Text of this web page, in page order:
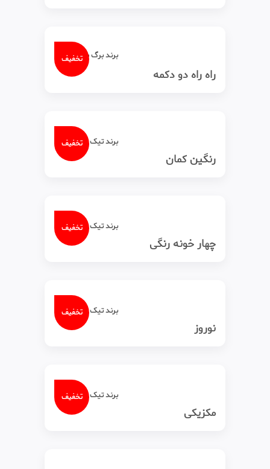
تخفیفبرند برگ سبز
راه راه دو دکمه
تخفیفبرند تیک‌ تاک
رنگین کمان
تخفیفبرند تیک‌ تاک
چهار خونه رنگی
تخفیفبرند تیک‌ تاک
نوروز
تخفیفبرند تیک‌ تاک
مکزیکی